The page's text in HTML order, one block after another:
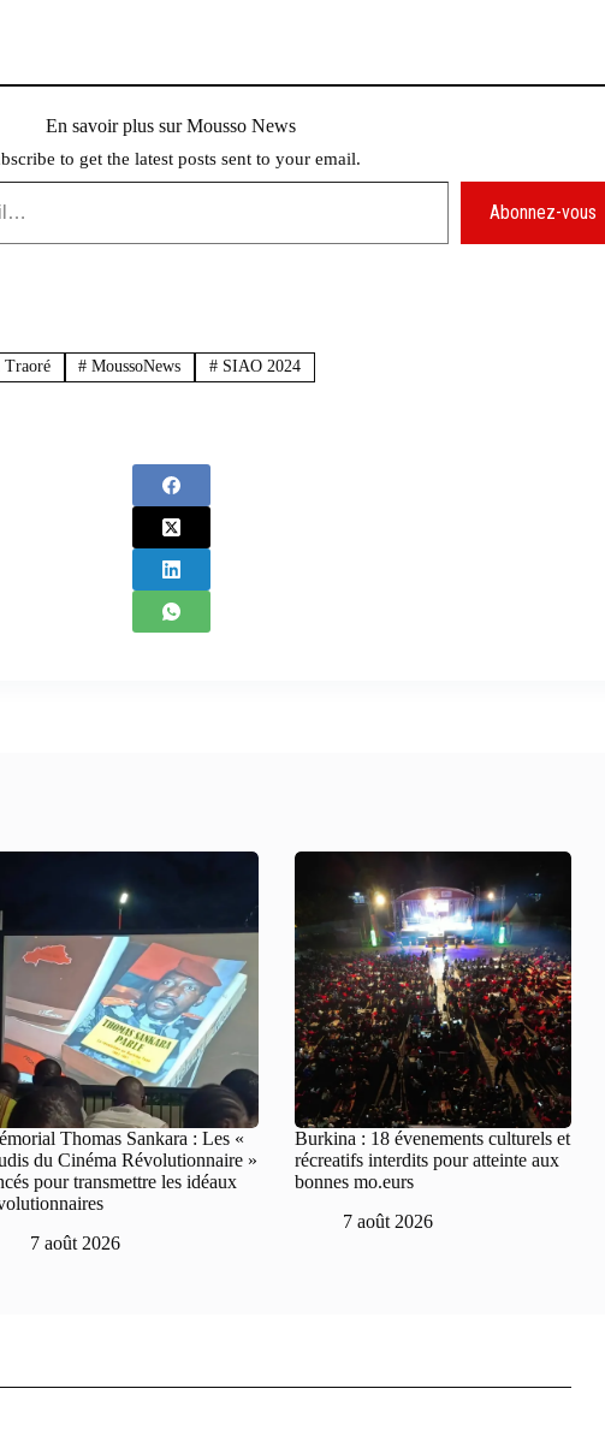
En savoir plus sur Mousso News
to get the latest posts sent to your email.
Abonnez-vous
# MoussoNews # SIAO 2024
Thomas Sankara : Les «
du Cinéma Révolutionnaire »
pour transmettre les idéaux
7 août 2026
Burkina : 18 évenements culturels et
récreatifs interdits pour atteinte aux
bonnes mo.eurs
7 août 2026